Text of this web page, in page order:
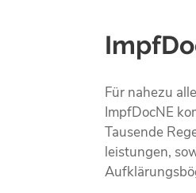
Für nahezu
ImpfDocNE
Tausende
leistungen,